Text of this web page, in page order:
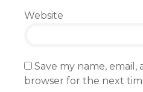
Website
Save my name, email,
browser for the next